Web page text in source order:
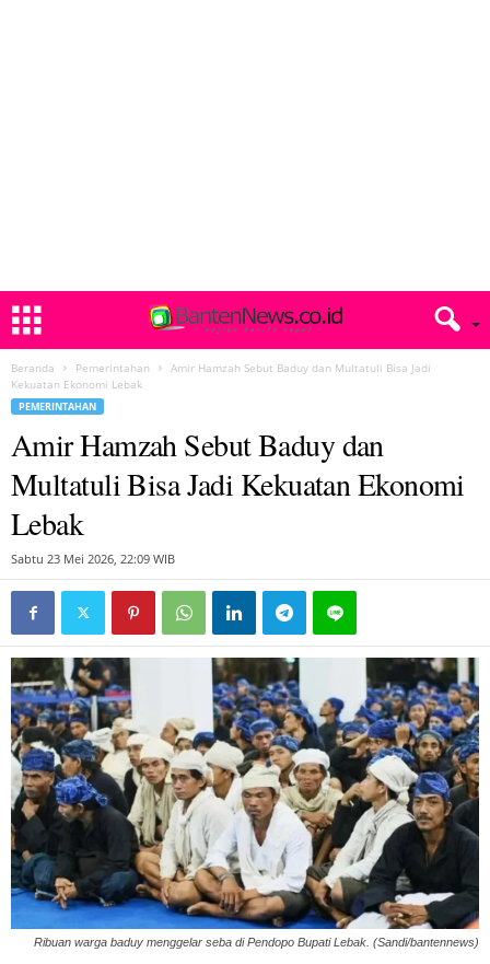
Beranda Pemerintahan
Amir Hamzah Sebut Baduy dan Multatuli Bisa Jadi
Kekuatan Ekonomi Lebak
PEMERINTAHAN
Amir Hamzah Sebut Baduy dan
Multatuli Bisa Jadi Kekuatan Ekonomi
Lebak
Sabtu 23 Mei 2026, 22:09 WIB
Ribuan warga baduy menggelar seba di Pendopo Bupati Lebak. (Sandi/bantennews)